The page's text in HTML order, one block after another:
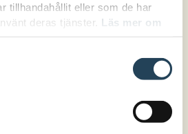
tillhandahållit eller som de har
deras tjänster. Läs mer om
här.
kommer till
upplägg och
våra kvalitetssäkrade